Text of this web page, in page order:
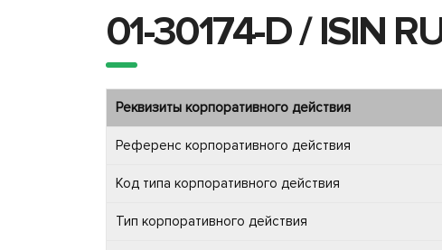
01-30174-D / ISIN
Реквизиты корпоративного действия
Референс корпоративного действия
Код типа корпоративного действия
Тип корпоративного действия